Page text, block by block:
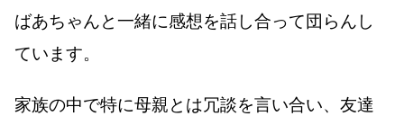
ばあちゃんと一緒に感想を話し合って団らんし
ています。
家族の中で特に母親とは冗談を言い合い、友達